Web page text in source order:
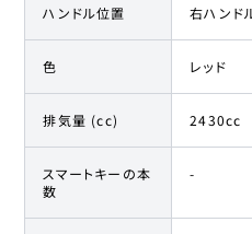
ハンドル位置 右ハンド
色 レッド
排気量 (cc) 2430cc
スマートキーの本
数
-